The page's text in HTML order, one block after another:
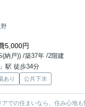
野
5,000円
納戸)) /築37年 /2階建
駅 徒歩34分
あり 公共下水
での住まいなら、住み心地